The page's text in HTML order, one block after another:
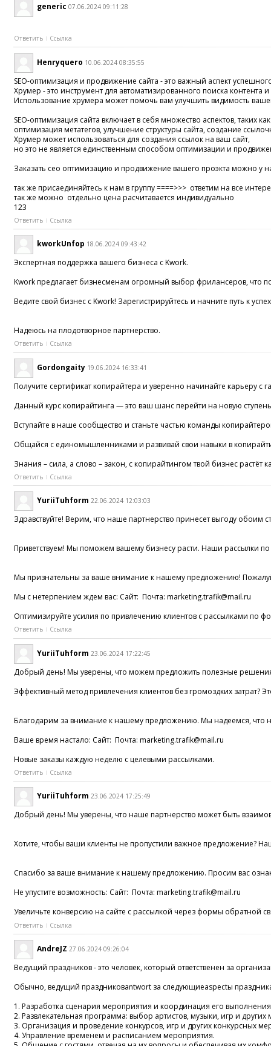
generic 07.06.2024 09:11:28
Ответить Ссылка
Henryquero 10.06.2024 08:35:55
SEO-оптимизация и продвижение сайта - это важный аспект
Хрумер - это инструмент для автоматизированного поиска контента
Использование хрумера может помочь вам улучшить видимость
SEO-оптимизация сайта включает в себя множество аспектов, таких
оптимизация метатегов, улучшение структуры сайта, создание
Хрумер может использоваться для создания ссылок на ваш сайт,
но это не является единственным способом оптимизации и
Заказать сео оптимизацию и продвижение вашего проэкта можно у
так же присаединяйтесь к нам в группу ====>>> ответим на все
так же можно отдельно цена расчитавается индивидуально
123
Ответить Ссылка
kworkUnfop 18.06.2024 09:43:42
Экспертная поддержка вашего бизнеса с Kwork.
Kwork предлагает бизнесменам огромный выбор фрилансеров, что
Ведите свой бизнес с Kwork! Зарегистрируйтесь и начните путь к
Надеюсь на плодотворное партнерство.
Ответить Ссылка
Gordongaity 19.06.2024 16:33:41
Получите сертификат копирайтера и уверенно начинайте карьеру
Данный курс копирайтинга — это ваш шанс перейти на новую
Вступайте в наше сообщество и станьте частью команды
Общайся с единомышленниками и развивай свои навыки в
Знания – сила, а слово – закон, с копирайтингом твой бизнес растёт
Ответить Ссылка
YuriiTuhform 22.06.2024 12:03:03
Здравствуйте! Верим, что наше партнерство принесет выгоду обоим
Приветствуем! Мы поможем вашему бизнесу расти. Наши рассылки
Мы признательны за ваше внимание к нашему предложению!
Мы с нетерпением ждем вас: Сайт: Почта: marketing.trafik@mail.ru
Оптимизируйте усилия по привлечению клиентов с рассылками по
Ответить Ссылка
YuriiTuhform 23.06.2024 17:22:45
Добрый день! Мы уверены, что можем предложить полезные
Эффективный метод привлечения клиентов без громоздких
Благодарим за внимание к нашему предложению. Мы надеемся, что
Ваше время настало: Сайт: Почта: marketing.trafik@mail.ru
Новые заказы каждую неделю с целевыми рассылками.
Ответить Ссылка
YuriiTuhform 23.06.2024 17:25:49
Добрый день! Мы уверены, что наше партнерство может быть
Хотите, чтобы ваши клиенты не пропустили важное предложение?
Спасибо за ваше внимание к нашему предложению. Просим вас
Не упустите возможность: Сайт: Почта: marketing.trafik@mail.ru
Увеличьте конверсию на сайте с рассылкой через формы обратной
Ответить Ссылка
AndreJZ 27.06.2024 09:26:04
Ведущий праздников - это человек, который ответственен за
Обычно, ведущий праздниковantwort за следующиеaspectы
1. Разработка сценария мероприятия и координация его
2. Развлекательная программа: выбор артистов, музыки, игр и
3. Организация и проведение конкурсов, игр и других конкурсных
4. Управление временем и расписанием мероприятия.